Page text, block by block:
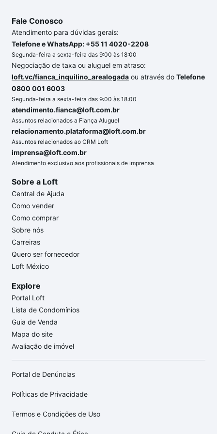
Fale Conosco
Atendimento para dúvidas gerais:
Telefone e WhatsApp: +55 11 4020-2208
Segunda-feira a sexta-feira das 9:00 às 18:00
Negociação de taxa ou aluguel em atraso:
loft.vc/fianca_inquilino_arealogada ou através do Telefone
0800 001 6003
Segunda-feira a sexta-feira das 9:00 às 18:00
atendimento.fianca@loft.com.br
Assuntos relacionados a Fiança Aluguel
relacionamento.plataforma@loft.com.br
Assuntos relacionados ao CRM Loft
imprensa@loft.com.br
Atendimento exclusivo aos profissionais de imprensa
Sobre a Loft
Central de Ajuda
Como vender
Como comprar
Sobre nós
Carreiras
Quero ser fornecedor
Loft México
Explore
Portal Loft
Lista de Condomínios
Guia de Venda
Mapa do site
Avaliação de imóvel
Portal de Denúncias
Políticas de Privacidade
Termos e Condições de Uso